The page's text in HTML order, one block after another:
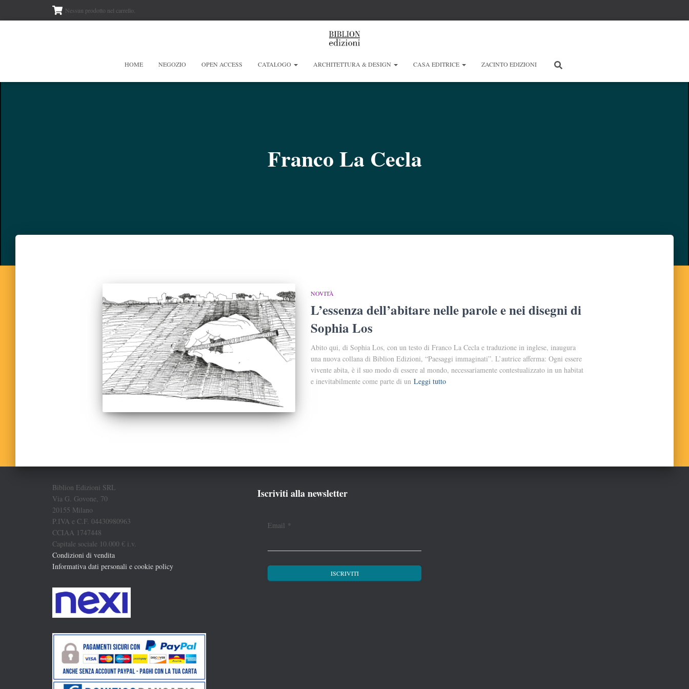
Nessun prodotto nel carrello.
HOME NEGOZIO OPEN ACCESS CATALOGO ARCHITETTURA & DESIGN CASA EDITRICE ZACINTO EDIZIONI
Franco La Cecla
NOVITÀ
L’essenza dell’abitare nelle parole e nei disegni di
Sophia Los
Abito qui, di Sophia Los, con un testo di Franco La Cecla e traduzione in inglese, inaugura
una nuova collana di Biblion Edizioni, “Paesaggi immaginati”. L’autrice afferma: Ogni essere
vivente abita, è il suo modo di essere al mondo, necessariamente contestualizzato in un habitat
e inevitabilmente come parte di un Leggi tutto
Biblion Edizioni SRL
Via G. Govone, 70
20155 Milano
P.IVA e C.F. 04430980963
CCIAA 1747448
Capitale sociale 10.000 € i.v.
Condizioni di vendita
Informativa dati personali e cookie policy
Iscriviti alla newsletter
Email *